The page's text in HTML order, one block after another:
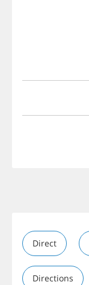
Direct
Directions